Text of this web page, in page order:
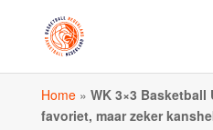
Home» WK 3×3 Basketball
favoriet, maar zeker